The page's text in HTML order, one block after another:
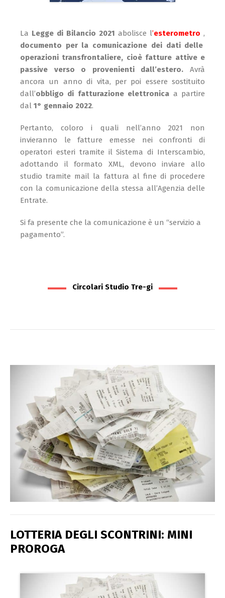
La Legge di Bilancio 2021 abolisce l’esterometro ,
documento per la comunicazione dei dati delle
operazioni transfrontaliere, cioè fatture attive e
passive verso o provenienti dall’estero. Avrà
ancora un anno di vita, per poi essere sostituito
dall’obbligo di fatturazione elettronica a partire
dal 1° gennaio 2022.
Pertanto, coloro i quali nell’anno 2021 non
invieranno le fatture emesse nei confronti di
operatori esteri tramite il Sistema di Interscambio,
adottando il formato XML, devono inviare allo
studio tramite mail la fattura al fine di procedere
con la comunicazione della stessa all’Agenzia delle
Entrate.
Si fa presente che la comunicazione è un “servizio a
pagamento”.
Circolari Studio Tre-gi
LOTTERIA DEGLI SCONTRINI: MINI
PROROGA